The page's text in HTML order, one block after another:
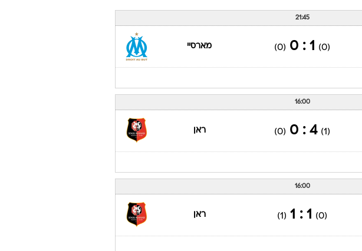
21:45
(0)
1 : 0
(0) מארסיי
16:00
(1)
4 : 0
(0) ראן
16:00
(0)
1 : 1
(1) ראן